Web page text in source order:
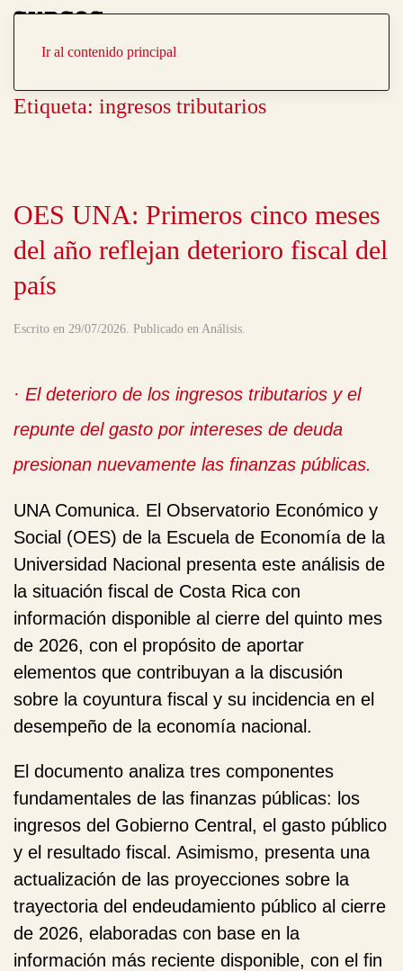
Ir al contenido principal
Etiqueta: ingresos tributarios
OES UNA: Primeros cinco meses
del año reflejan deterioro fiscal del
país
Escrito en 29/07/2026. Publicado en Análisis.
· El deterioro de los ingresos tributarios y el
repunte del gasto por intereses de deuda
presionan nuevamente las finanzas públicas.
UNA Comunica. El Observatorio Económico y
Social (OES) de la Escuela de Economía de la
Universidad Nacional presenta este análisis de
la situación fiscal de Costa Rica con
información disponible al cierre del quinto mes
de 2026, con el propósito de aportar
elementos que contribuyan a la discusión
sobre la coyuntura fiscal y su incidencia en el
desempeño de la economía nacional.
El documento analiza tres componentes
fundamentales de las finanzas públicas: los
ingresos del Gobierno Central, el gasto público
y el resultado fiscal. Asimismo, presenta una
actualización de las proyecciones sobre la
trayectoria del endeudamiento público al cierre
de 2026, elaboradas con base en la
información más reciente disponible, con el fin